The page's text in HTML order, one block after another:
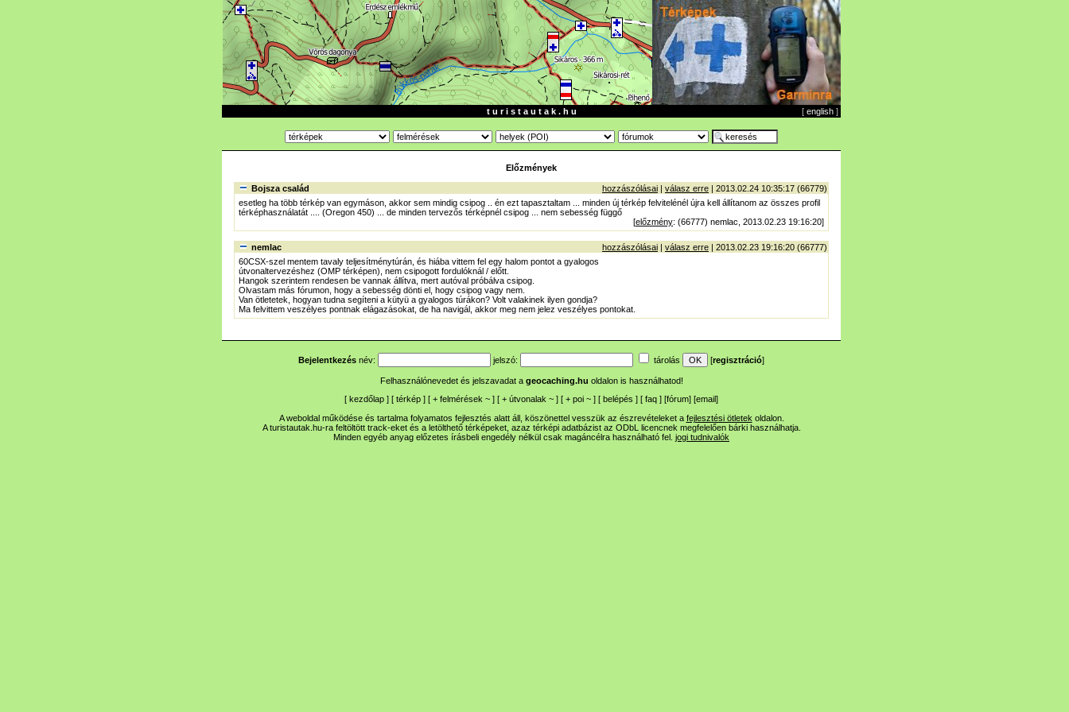
t u r i s t a u t a k . h u [ english ]
Előzmények
Bojsza család hozzászólásai | válasz erre | 2013.02.24 10:35:17 (66779)
esetleg ha több térkép van egymáson, akkor sem mindig csipog .. én ezt tapasztaltam ... minden új térkép felvitelénél újra kell állítanom az összes profil
térképhasználatát .... (Oregon 450) ... de minden tervezős térképnél csipog ... nem sebesség függő
[előzmény: (66777) nemlac, 2013.02.23 19:16:20]
nemlac hozzászólásai | válasz erre | 2013.02.23 19:16:20 (66777)
60CSX-szel mentem tavaly teljesítménytúrán, és hiába vittem fel egy halom pontot a gyalogos
útvonaltervezéshez (OMP térképen), nem csipogott fordulóknál / előtt.
Hangok szerintem rendesen be vannak állítva, mert autóval próbálva csipog.
Olvastam más fórumon, hogy a sebesség dönti el, hogy csipog vagy nem.
Van ötletetek, hogyan tudna segíteni a kütyü a gyalogos túrákon? Volt valakinek ilyen gondja?
Ma felvittem veszélyes pontnak elágazásokat, de ha navigál, akkor meg nem jelez veszélyes pontokat.
Bejelentkezés név: jelszó: tárolás [regisztráció]
Felhasználónevedet és jelszavadat a geocaching.hu oldalon is használhatod!
[ kezdőlap ] [ térkép ] [ + felmérések ~ ] [ + útvonalak ~ ] [ + poi ~ ] [ belépés ] [ faq ] [fórum] [email]
A weboldal működése és tartalma folyamatos fejlesztés alatt áll, köszönettel vesszük az észrevételeket a fejlesztési ötletek oldalon.
A turistautak.hu-ra feltöltött track-eket és a letölthető térképeket, azaz térképi adatbázist az ODbL licencnek megfelelően bárki használhatja.
Minden egyéb anyag előzetes írásbeli engedély nélkül csak magáncélra használható fel. jogi tudnivalók